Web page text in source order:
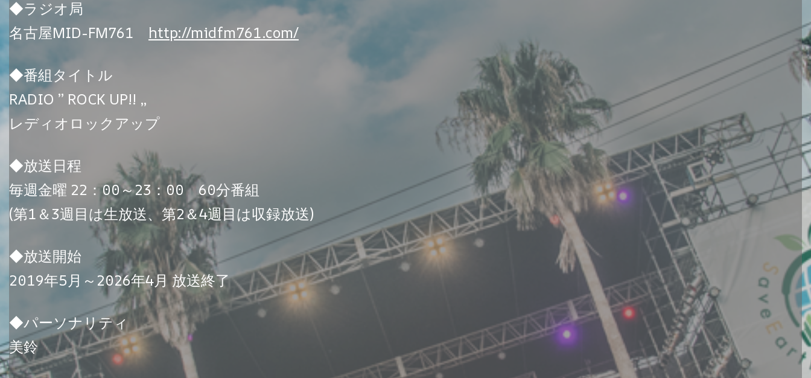
◆ラジオ局
名古屋MID-FM761 http://midfm761.com/
◆番組タイトル
RADIO ” ROCK UP!! „
レディオロックアップ
◆放送日程
毎週金曜 22：00～23：00 60分番組
(第1＆3週目は生放送、第2＆4週目は収録放送)
◆放送開始
2019年5月～2026年4月 放送終了
◆パーソナリティ
美鈴